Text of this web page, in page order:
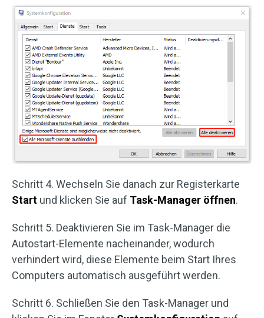
Schritt 4. Wechseln Sie danach zur Registerkarte
Start und klicken Sie auf Task-Manager öffnen.
Schritt 5. Deaktivieren Sie im Task-Manager die
Autostart-Elemente nacheinander, wodurch
verhindert wird, diese Elemente beim Start Ihres
Computers automatisch ausgeführt werden.
Schritt 6. Schließen Sie den Task-Manager und